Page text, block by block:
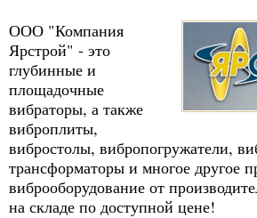
ООО "Компания
Ярстрой" - это
глубинные и
площадочные
вибраторы, а также
виброплиты,
вибростолы, вибропогружатели,
трансформаторы и многое другое
виброоборудование от
на складе по доступной цене!